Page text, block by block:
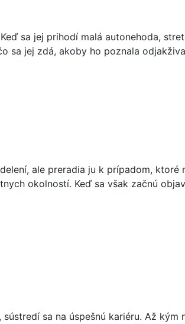
sa jej prihodí malá autonehoda,
sa jej zdá, akoby ho poznala
ale preradia ju k prípadom,
okolností. Keď sa však začnú
sa na úspešnú kariéru. Až